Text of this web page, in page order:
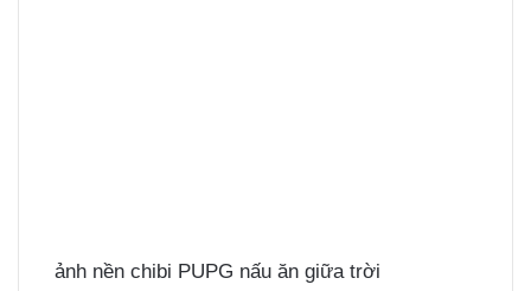
ảnh nền chibi PUPG nấu ăn giữa trời